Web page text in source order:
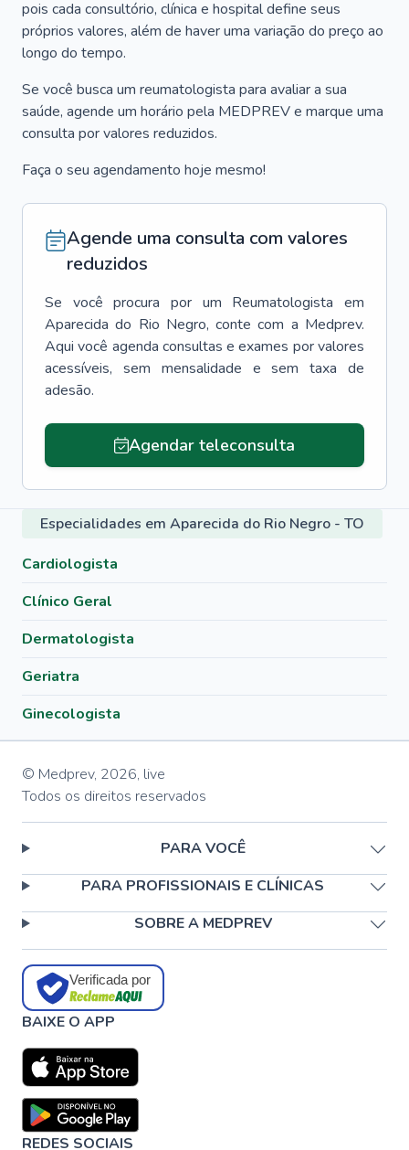
pois cada consultório, clínica e hospital define seus
próprios valores, além de haver uma variação do preço ao
longo do tempo.
Se você busca um reumatologista para avaliar a sua
saúde, agende um horário pela MEDPREV e marque uma
consulta por valores reduzidos.
Faça o seu agendamento hoje mesmo!
Agende uma consulta com valores
reduzidos
Se você procura por um Reumatologista em
Aparecida do Rio Negro, conte com a Medprev.
Aqui você agenda consultas e exames por valores
acessíveis, sem mensalidade e sem taxa de
adesão.
Agendar teleconsulta
Especialidades em Aparecida do Rio Negro - TO
Cardiologista
Clínico Geral
Dermatologista
Geriatra
Ginecologista
© Medprev, 2026, live
Todos os direitos reservados
PARA VOCÊ
PARA PROFISSIONAIS E CLÍNICAS
SOBRE A MEDPREV
Verificada por
BAIXE O APP
REDES SOCIAIS